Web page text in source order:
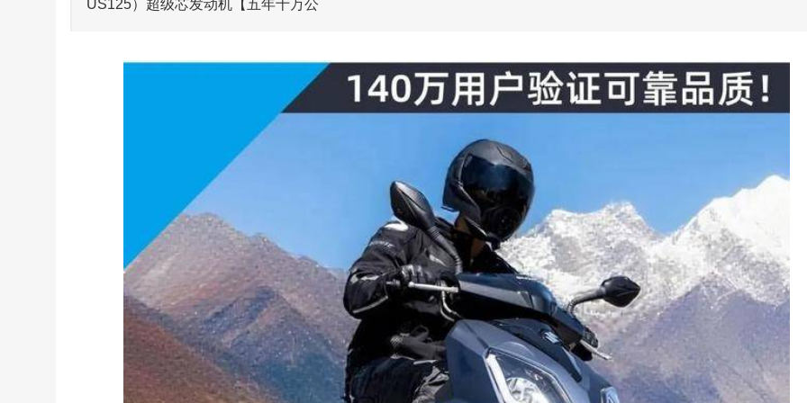
US125）超级芯发动机【五年十万公